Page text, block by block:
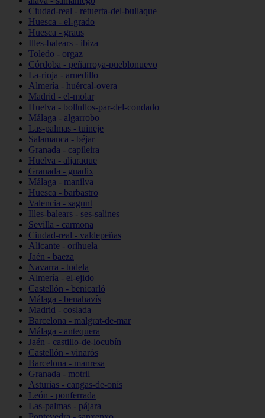
Ciudad-real - retuerta-del-bullaque
Huesca - el-grado
Huesca - graus
Illes-balears - ibiza
Toledo - orgaz
Córdoba - peñarroya-pueblonuevo
La-rioja - arnedillo
Almería - huércal-overa
Madrid - el-molar
Huelva - bollullos-par-del-condado
Málaga - algarrobo
Las-palmas - tuineje
Salamanca - béjar
Granada - capileira
Huelva - aljaraque
Granada - guadix
Málaga - manilva
Huesca - barbastro
Valencia - sagunt
Illes-balears - ses-salines
Sevilla - carmona
Ciudad-real - valdepeñas
Alicante - orihuela
Jaén - baeza
Navarra - tudela
Almería - el-ejido
Castellón - benicarló
Málaga - benahavís
Madrid - coslada
Barcelona - malgrat-de-mar
Málaga - antequera
Jaén - castillo-de-locubín
Castellón - vinaròs
Barcelona - manresa
Granada - motril
Asturias - cangas-de-onís
León - ponferrada
Las-palmas - pájara